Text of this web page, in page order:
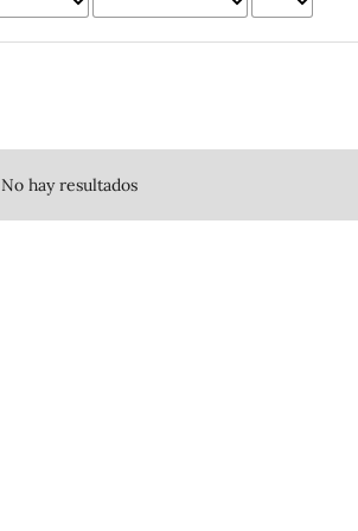
No hay resultados